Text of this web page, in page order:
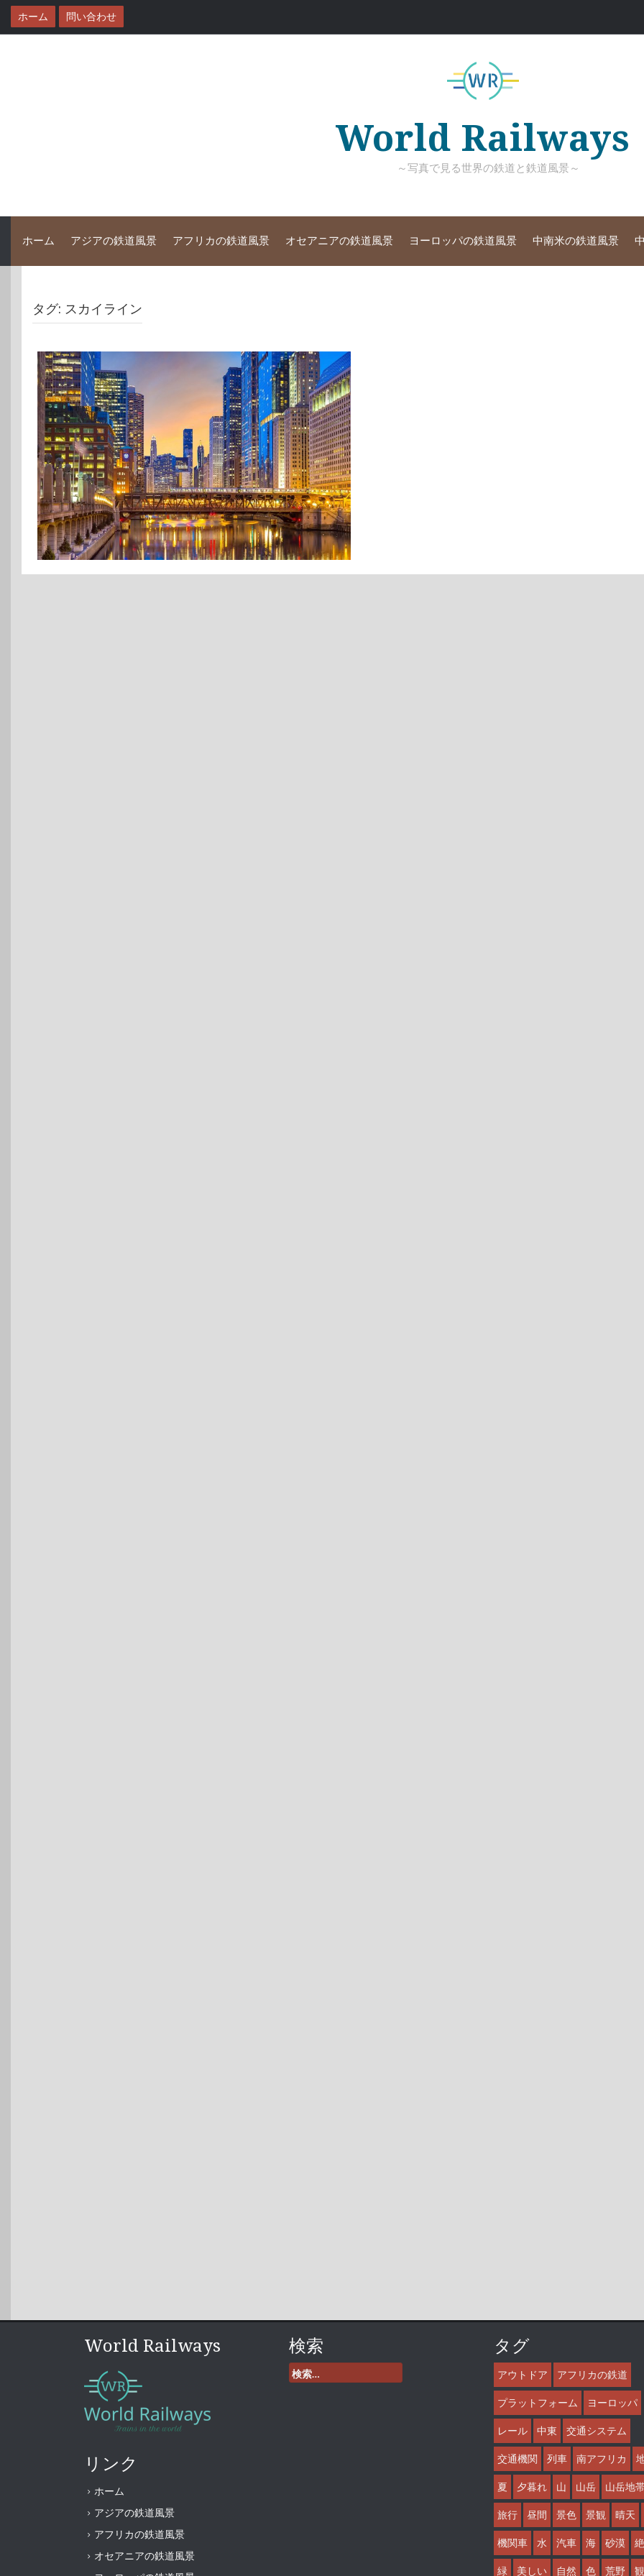
テ
ホーム 問い合わせ
World Railways
～写真で見る世界の鉄道と鉄道風景～
ホーム アジアの鉄道風景 アフリカの鉄道風景 オセアニアの鉄道風景 ヨーロッパの鉄道風景 中南米の鉄道風景
タグ: スカイライン
World Railways
リンク
ホーム
アジアの鉄道風景
アフリカの鉄道風景
オセアニアの鉄道風景
検索
検
索:
タグ
アウトドア アフリカの鉄道
プラットフォーム ヨーロッパ
レール 中東 交通システム
交通機関 列車 南アフリカ
夏 夕暮れ 山 山岳 山岳地
旅行 昼間 景色 景観 晴天
機関車 水 汽車 海 砂漠
緑 美しい 自然 色 荒野